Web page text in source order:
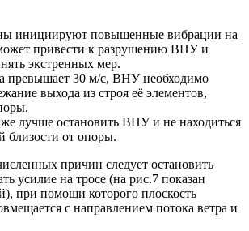
инициируют повышенные вибрации на
привести к разрушению ВНУи
экстренных мер.
превышает 30 м/с, ВНУнеобходимо
выхода из строя её элементов,
лучше остановить ВНУи не находиться
близости от опоры.
причин следует остановить
усилие на тросе (на рис.7 показан
при помощи которого плоскость
с направлением потока ветра и